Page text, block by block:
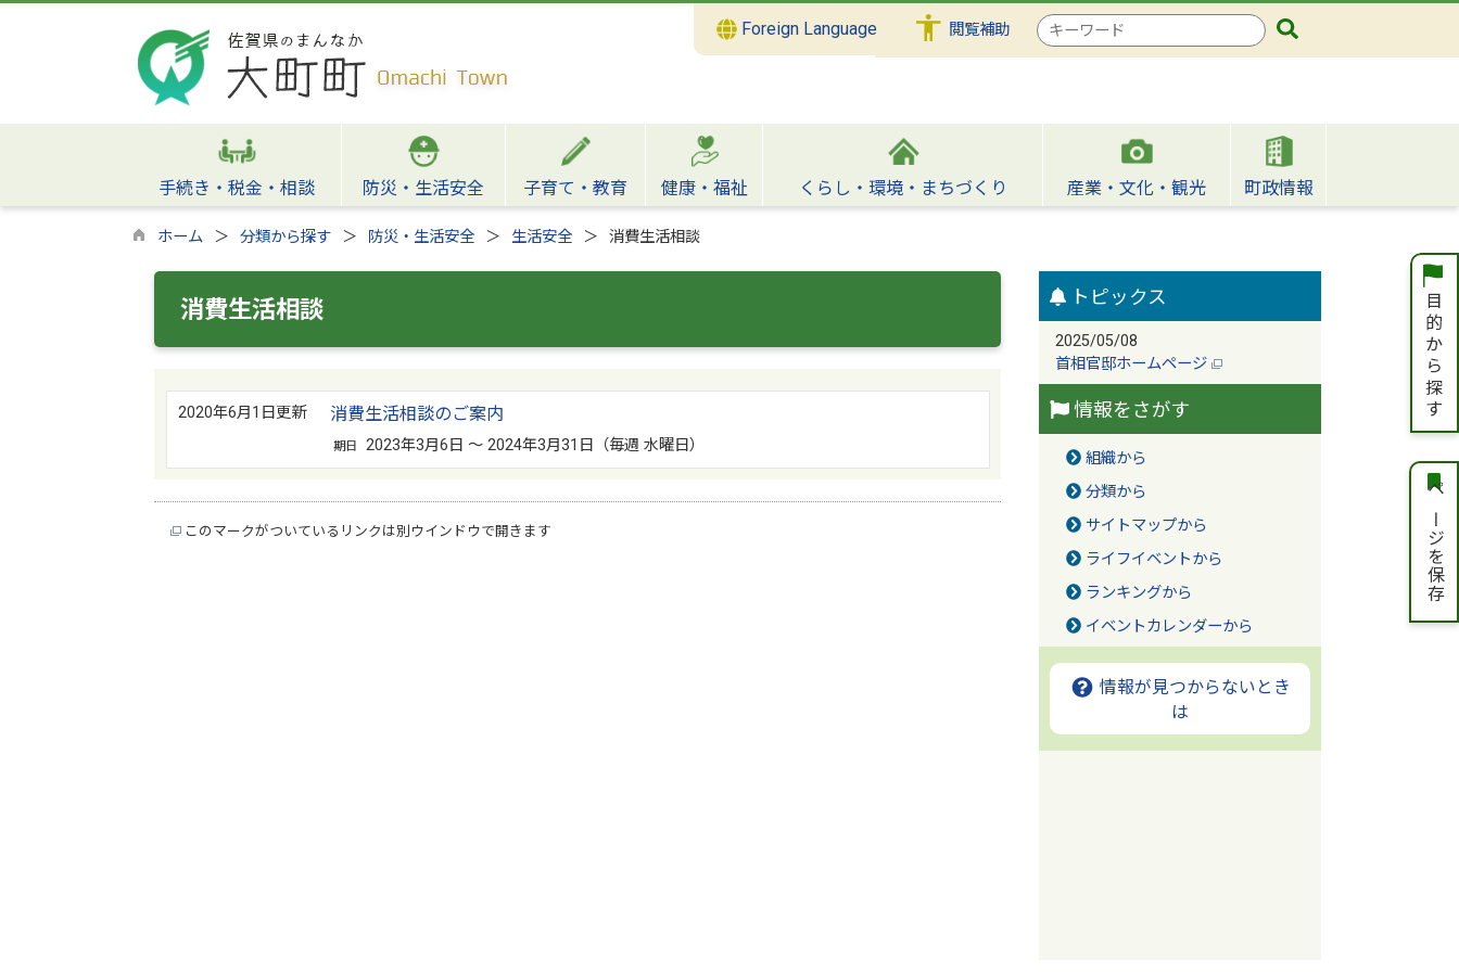
Foreign Language 閲覧補助
検
索
手続き・税金・相談 防災・生活安全 子育て・教育 健康・福祉 くらし・環境・まちづくり 産業・文化・観光 町政情報
ホーム 分類から探す 防災・生活安全 生活安全 消費生活相談
消費生活相談
2020年6月1日更新 消費生活相談のご案内
期日 2023年3月6日 ～ 2024年3月31日（毎週 水曜日）
このマークがついているリンクは別ウインドウで開きます
トピックス
2025/05/08
首相官邸ホームページ
情報をさがす
組織から
分類から
サイトマップから
ライフイベントから
ランキングから
イベントカレンダーから
情報が見つからないとき
は
ページを保存